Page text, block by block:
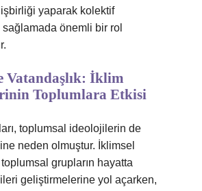
yaparak kolektif
sağlamada önemli bir rol
Vatandaşlık: İklim
Toplumlara Etkisi
toplumsal ideolojilerin de
neden olmuştur. İklimsel
grupların hayatta
geliştirmelerine yol açarken,